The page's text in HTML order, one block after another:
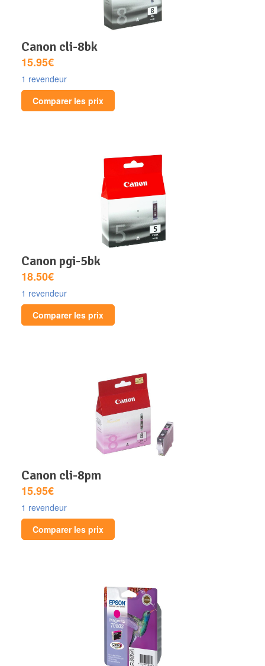
canon cli-8bk
15.95€
1 revendeur
Comparer les prix
canon pgi-5bk
18.50€
1 revendeur
Comparer les prix
canon cli-8pm
15.95€
1 revendeur
Comparer les prix